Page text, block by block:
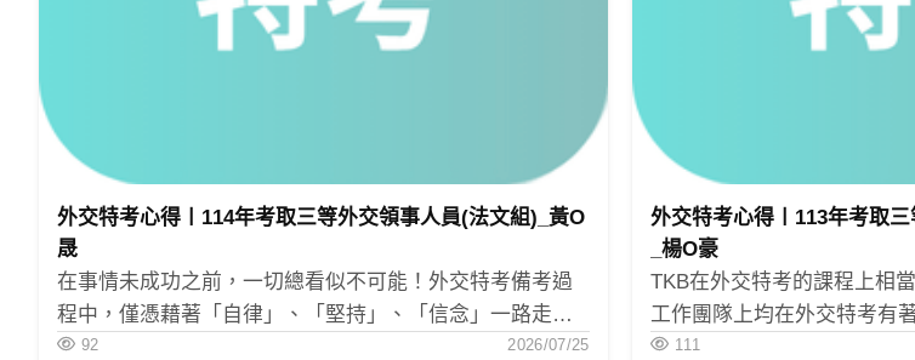
先用生活經驗讓學生了解經濟的邏輯，再用足夠的數學來描述這個邏輯，最後再用幾何圖形來
兼顧「邏輯」、「數理」、「幾何」的鐵三角學習法，讓學生可以輕鬆面對所有變化與難題。
互動性教學：
隨時注意學生狀況，調整上課節奏。
外交特考心得〡114年考取三等外交領事人員(法文組)_黃O
晟
在事情未成功之前，一切總看似不可能！外交特考備考過
程中，僅憑藉著「自律」、「堅持」、「信念」一路走到
終點，順利錄取外交領事人員法文組與僑務行政雙榜！
92 2026/07/25
外交特考心得〡113年考取
_楊O豪
TKB在外交特考的課程上相
工作團隊上均在外交特考有
論在準備筆試及面試的路途
111